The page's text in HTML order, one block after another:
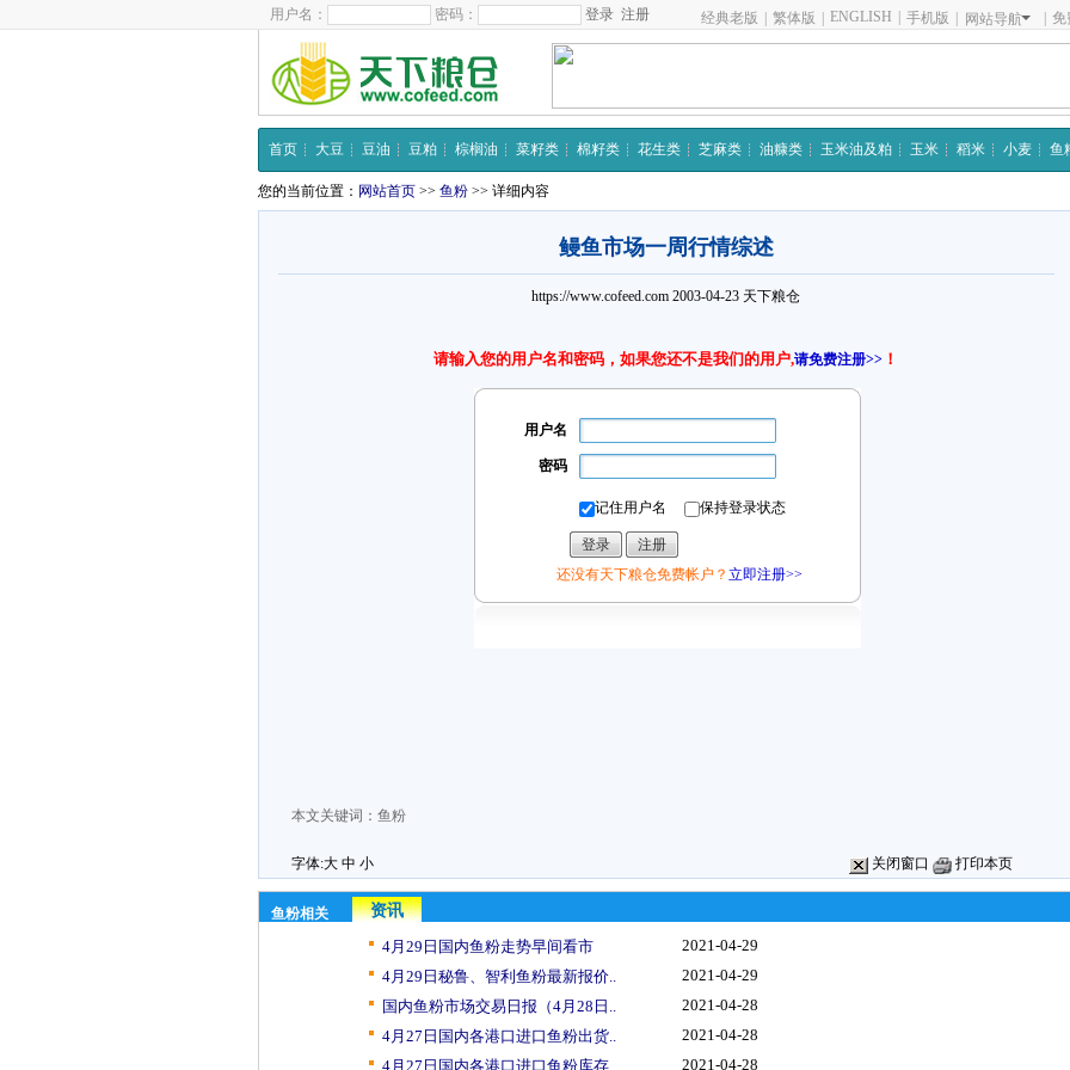
用户名： 密码： 注册 经典老版 繁体版 ENGLISH 手机版 网站导航 免
首页 大豆 豆油 豆粕 棕榈油 菜籽类 棉籽类 花生类 芝麻类 油糠类 玉米油及粕 玉米 稻米 小麦 鱼
您的当前位置： 网站首页 >> 鱼粉 >> 详细内容
鳗鱼市场一周行情综述
https://www.cofeed.com 2003-04-23 天下粮仓
请输入您的用户名和密码，如果您还不是我们的用户,请免费注册>> ！
用户名
密码
记住用户名 保持登录状态
还没有天下粮仓免费帐户？ 立即注册>>
本文关键词： 鱼粉
字体:大 中 小 关闭窗口 打印本页
鱼粉相关
资讯
4月29日国内鱼粉走势早间看市
2021-04-29
4月29日秘鲁、智利鱼粉最新报价..
2021-04-29
国内鱼粉市场交易日报（4月28日..
2021-04-28
4月27日国内各港口进口鱼粉出货..
2021-04-28
4月27日国内各港口进口鱼粉库存..
2021-04-28